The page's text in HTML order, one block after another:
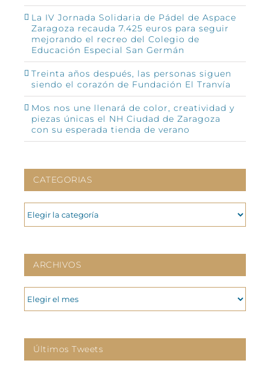
La IV Jornada Solidaria de Pádel de Aspace
Zaragoza recauda 7.425 euros para seguir
mejorando el recreo del Colegio de
Educación Especial San Germán
Treinta años después, las personas siguen
siendo el corazón de Fundación El Tranvía
Mos nos une llenará de color, creatividad y
piezas únicas el NH Ciudad de Zaragoza
con su esperada tienda de verano
CATEGORIAS
CATEGORIAS
ARCHIVOS
ARCHIVOS
Últimos Tweets